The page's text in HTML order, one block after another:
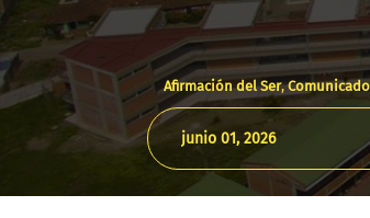
Afirmación del Ser,
junio 01, 2026